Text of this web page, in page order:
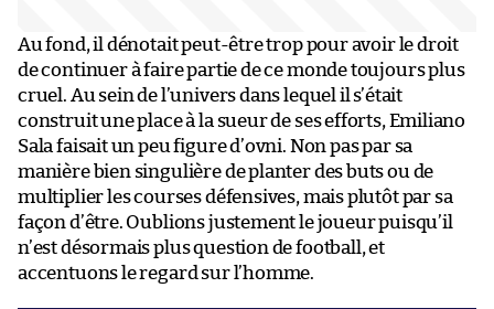
Au fond, il dénotait peut-être trop pour avoir le droit
de continuer à faire partie de ce monde toujours plus
cruel. Au sein de l’univers dans lequel il s’était
construit une place à la sueur de ses efforts, Emiliano
Sala faisait un peu figure d’ovni. Non pas par sa
manière bien singulière de planter des buts ou de
multiplier les courses défensives, mais plutôt par sa
façon d’être. Oublions justement le joueur puisqu’il
n’est désormais plus question de football, et
accentuons le regard sur l’homme.